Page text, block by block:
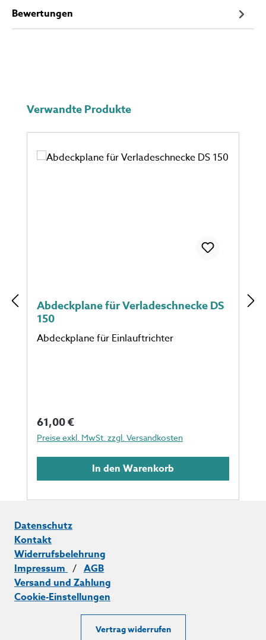
Bewertungen
Produktgalerie überspringen
Verwandte Produkte
Abdeckplane für Verladeschnecke DS
150
Abdeckplane für Einlauftrichter
Regulärer Preis:
61,00 €
Preise exkl. MwSt. zzgl. Versandkosten
In den Warenkorb
Datenschutz
Kontakt
Widerrufsbelehrung
Impressum / AGB
Versand und Zahlung
Cookie-Einstellungen
Vertrag widerrufen